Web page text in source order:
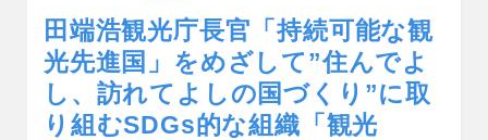
c
e
b
田端浩観光庁長官「持続可能な観
光先進国」をめざして”住んでよ
し、訪れてよしの国づくり”に取
り組むSDGs的な組織「観光